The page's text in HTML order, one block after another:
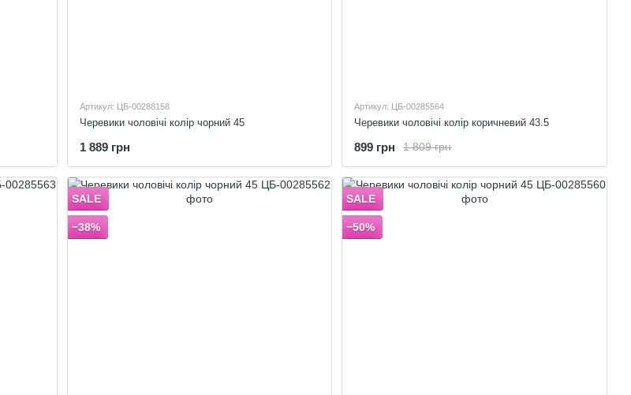
Артикул: ЦБ-00288158
Черевики чоловічі колір чорний 45
1 889 грн
Артикул: ЦБ-00285564
Черевики чоловічі колір коричневий 43.5
1 809 грн
899 грн
SALE
−38%
SALE
−50%